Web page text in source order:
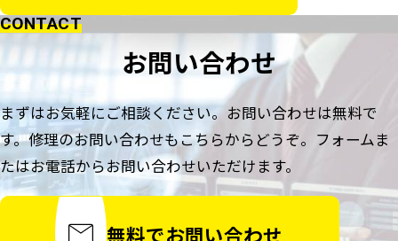
CONTACT
お問い合わせ
まずはお気軽にご相談ください。お問い合わせは無料で
す。修理のお問い合わせもこちらからどうぞ。 フォームま
たはお電話からお問い合わせいただけます。
無料でお問い合わせ